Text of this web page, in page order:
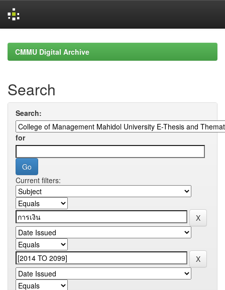
navigationCMMU Digital Archive
Search
Search:
for
Current filters: